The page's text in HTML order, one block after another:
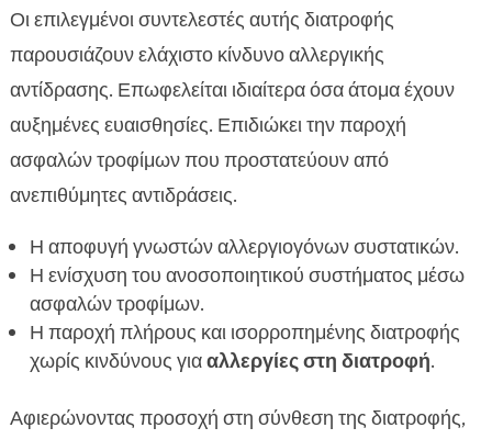
Οι επιλεγμένοι συντελεστές αυτής διατροφής
παρουσιάζουν ελάχιστο κίνδυνο αλλεργικής
αντίδρασης. Επωφελείται ιδιαίτερα όσα άτομα έχουν
αυξημένες ευαισθησίες. Επιδιώκει την παροχή
ασφαλών τροφίμων που προστατεύουν από
ανεπιθύμητες αντιδράσεις.
Η αποφυγή γνωστών αλλεργιογόνων συστατικών.
Η ενίσχυση του ανοσοποιητικού συστήματος μέσω
ασφαλών τροφίμων.
Η παροχή πλήρους και ισορροπημένης διατροφής
χωρίς κινδύνους γιααλλεργίες στη διατροφή.
Αφιερώνοντας προσοχή στη σύνθεση της διατροφής,